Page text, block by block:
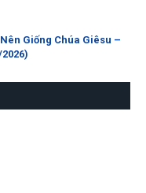
Giống Chúa Giêsu –